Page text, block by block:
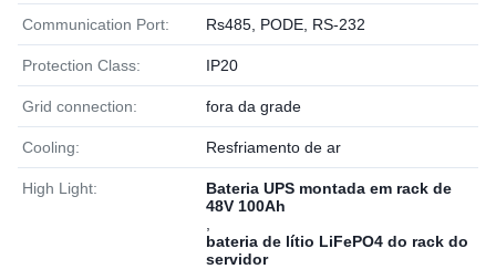
Communication Port: Rs485, PODE, RS-232
Protection Class: IP20
Grid connection: fora da grade
Cooling: Resfriamento de ar
High Light:
Bateria UPS montada em rack de
48V 100Ah
bateria de lítio LiFePO4 do rack do
servidor